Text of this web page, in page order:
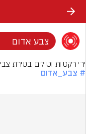
צבע אדום
ירי רקטות וטילים בטירת צבי
# צבע_אדום